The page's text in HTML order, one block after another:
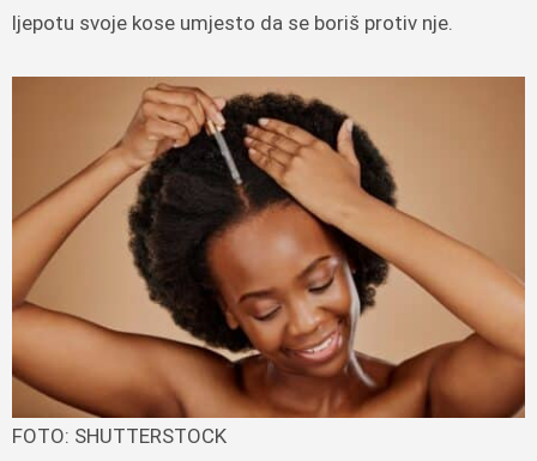
ljepotu svoje kose umjesto da se boriš protiv nje.
FOTO: SHUTTERSTOCK